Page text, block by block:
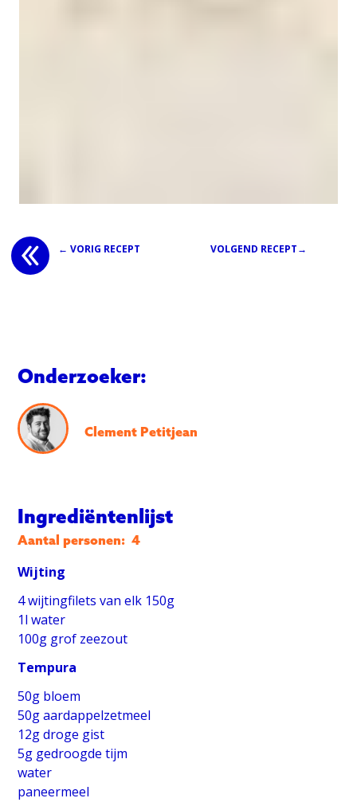
← VORIG RECEPT VOLGEND RECEPT→
Ingrediëntenlijst
Aantal personen: 4
Wijting
4 wijtingfilets van elk 150g
1l water
100g grof zeezout
Tempura
50g bloem
50g aardappelzetmeel
12g droge gist
5g gedroogde tijm
water
paneermeel
Onderzoeker:
Clement Petitjean